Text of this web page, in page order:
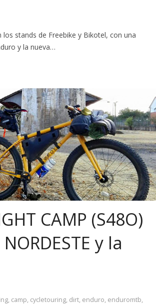
stands de Freebike y Bikotel, con una
y la nueva…
CAMP (S48O)
y la
, camp, cycletouring, dirt, enduro, enduromtb,